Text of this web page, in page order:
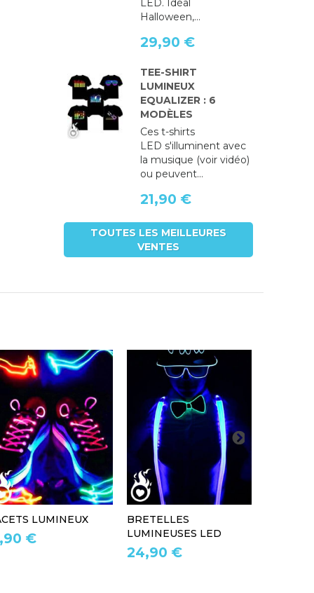
LED. Idéal
Halloween,...
29,90 €
TEE-SHIRT
LUMINEUX
EQUALIZER : 6
MODÈLES
Ces t-shirts
LED s'illuminent avec
la musique (voir vidéo)
ou peuvent...
21,90 €
TOUTES LES MEILLEURES
VENTES
LUMINEUX
€
BRETELLES
LUMINEUSES LED
24,90 €